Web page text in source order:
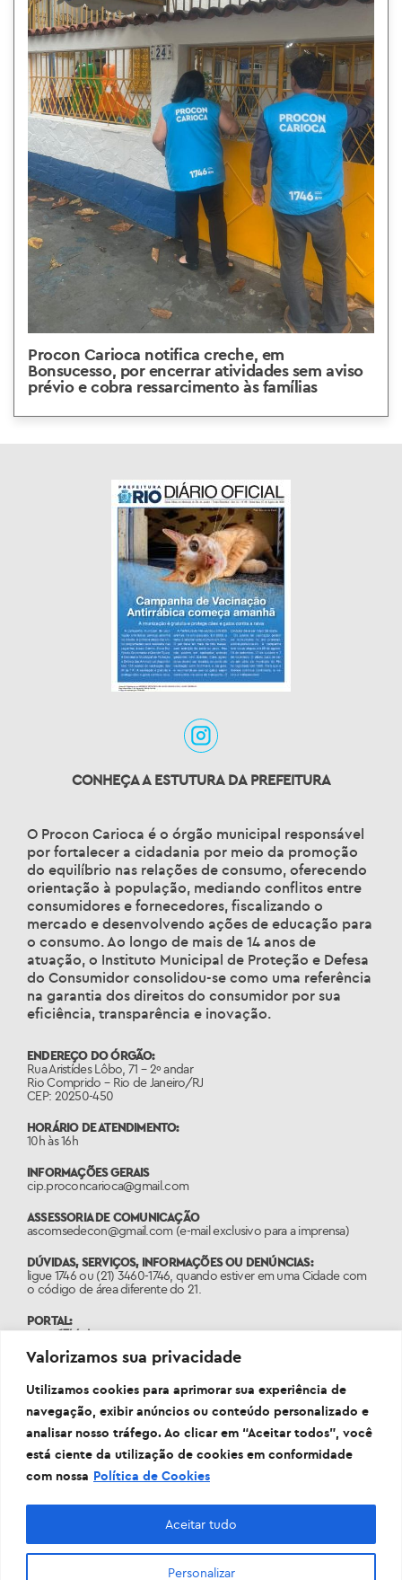
Valorizamos sua privacidade
Utilizamos cookies para aprimorar sua experiência de
navegação, exibir anúncios ou conteúdo personalizado e
analisar nosso tráfego. Ao clicar em “Aceitar todos”, você
está ciente da utilização de cookies em conformidade
com nossa Política de Cookies
Personalizar
Aceitar tudo
Procon Carioca notifica creche, em
Bonsucesso, por encerrar atividades sem aviso
prévio e cobra ressarcimento às famílias
CONHEÇA A ESTUTURA DA PREFEITURA
O Procon Carioca é o órgão municipal responsável
por fortalecer a cidadania por meio da promoção
do equilíbrio nas relações de consumo, oferecendo
orientação à população, mediando conflitos entre
consumidores e fornecedores, fiscalizando o
mercado e desenvolvendo ações de educação para
o consumo. Ao longo de mais de 14 anos de
atuação, o Instituto Municipal de Proteção e Defesa
do Consumidor consolidou-se como uma referência
na garantia dos direitos do consumidor por sua
eficiência, transparência e inovação.
ENDEREÇO DO ÓRGÃO:
Rua Aristídes Lôbo, 71 – 2º andar
Rio Comprido – Rio de Janeiro/RJ
CEP: 20250-450
HORÁRIO DE ATENDIMENTO:
10h às 16h
INFORMAÇÕES GERAIS
cip.proconcarioca@gmail.com
ASSESSORIA DE COMUNICAÇÃO
ascomsedecon@gmail.com (e-mail exclusivo para a imprensa)
DÚVIDAS, SERVIÇOS, INFORMAÇÕES OU DENÚNCIAS:
ligue 1746 ou (21) 3460-1746, quando estiver em uma Cidade com
o código de área diferente do 21.
PORTAL:
www.1746.rio
Termo de Colaboração